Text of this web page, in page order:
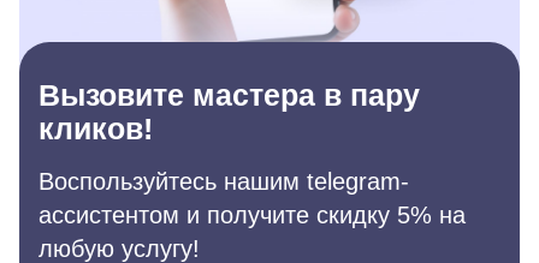
Вызовите мастера в пару
кликов!
Воспользуйтесь нашим telegram-
ассистентом и получите скидку 5% на
любую услугу!